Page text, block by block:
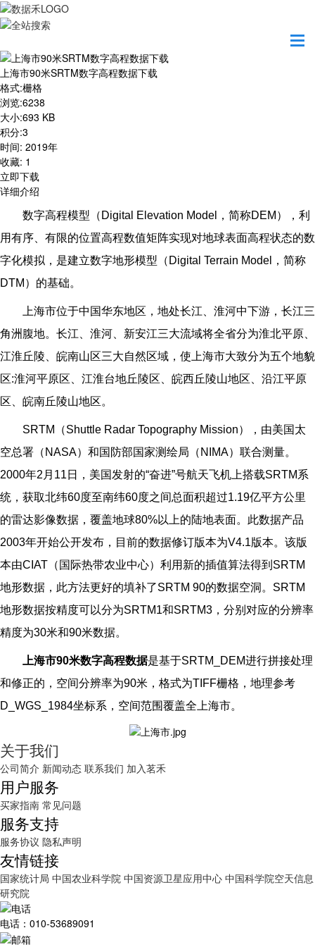
上海市90米SRTM数字高程数据下载
格式:栅格
浏览:6238
大小:693 KB
积分:3
时间: 2019年
收藏: 1
立即下载
详细介绍
数字高程模型（Digital Elevation Model，简称DEM），利
用有序、有限的位置高程数值矩阵实现对地球表面高程状态的数
字化模拟，是建立数字地形模型（Digital Terrain Model，简称
DTM）的基础。
上海市位于中国华东地区，地处长江、淮河中下游，长江三
角洲腹地。长江、淮河、新安江三大流域将全省分为淮北平原、
江淮丘陵、皖南山区三大自然区域，使上海市大致分为五个地貌
区:淮河平原区、江淮台地丘陵区、皖西丘陵山地区、沿江平原
区、皖南丘陵山地区。
SRTM
（Shuttle Radar Topography Mission），由美国太
空总署（NASA）和国防部国家测绘局（NIMA）联合测量。
2000年2月11日，美国发射的“奋进”号航天飞机上搭载SRTM系
统，获取北纬60度至南纬60度之间总面积超过1.19亿平方公里
的雷达影像数据，覆盖地球80%以上的陆地表面。此数据产品
2003年开始公开发布，目前的数据修订版本为V4.1版本。该版
本由CIAT（国际热带农业中心）利用新的插值算法得到SRTM
地形数据，此方法更好的填补了SRTM 90的数据空洞。SRTM
地形数据按精度可以分为SRTM1和SRTM3，分别对应的分辨率
精度为30米和90米数据。
上海市90米数字高程数据是基于SRTM_DEM进行拼接处理
和修正的，空间分辨率为90米，格式为TIFF栅格，地理参考
D_WGS_1984坐标系，空间范围覆盖全上海市。
关于我们
公司简介 新闻动态 联系我们 加入茗禾
用户服务
买家指南 常见问题
服务支持
服务协议 隐私声明
友情链接
国家统计局 中国农业科学院 中国资源卫星应用中心 中国科学院空天信息
研究院
电话：010-53689091